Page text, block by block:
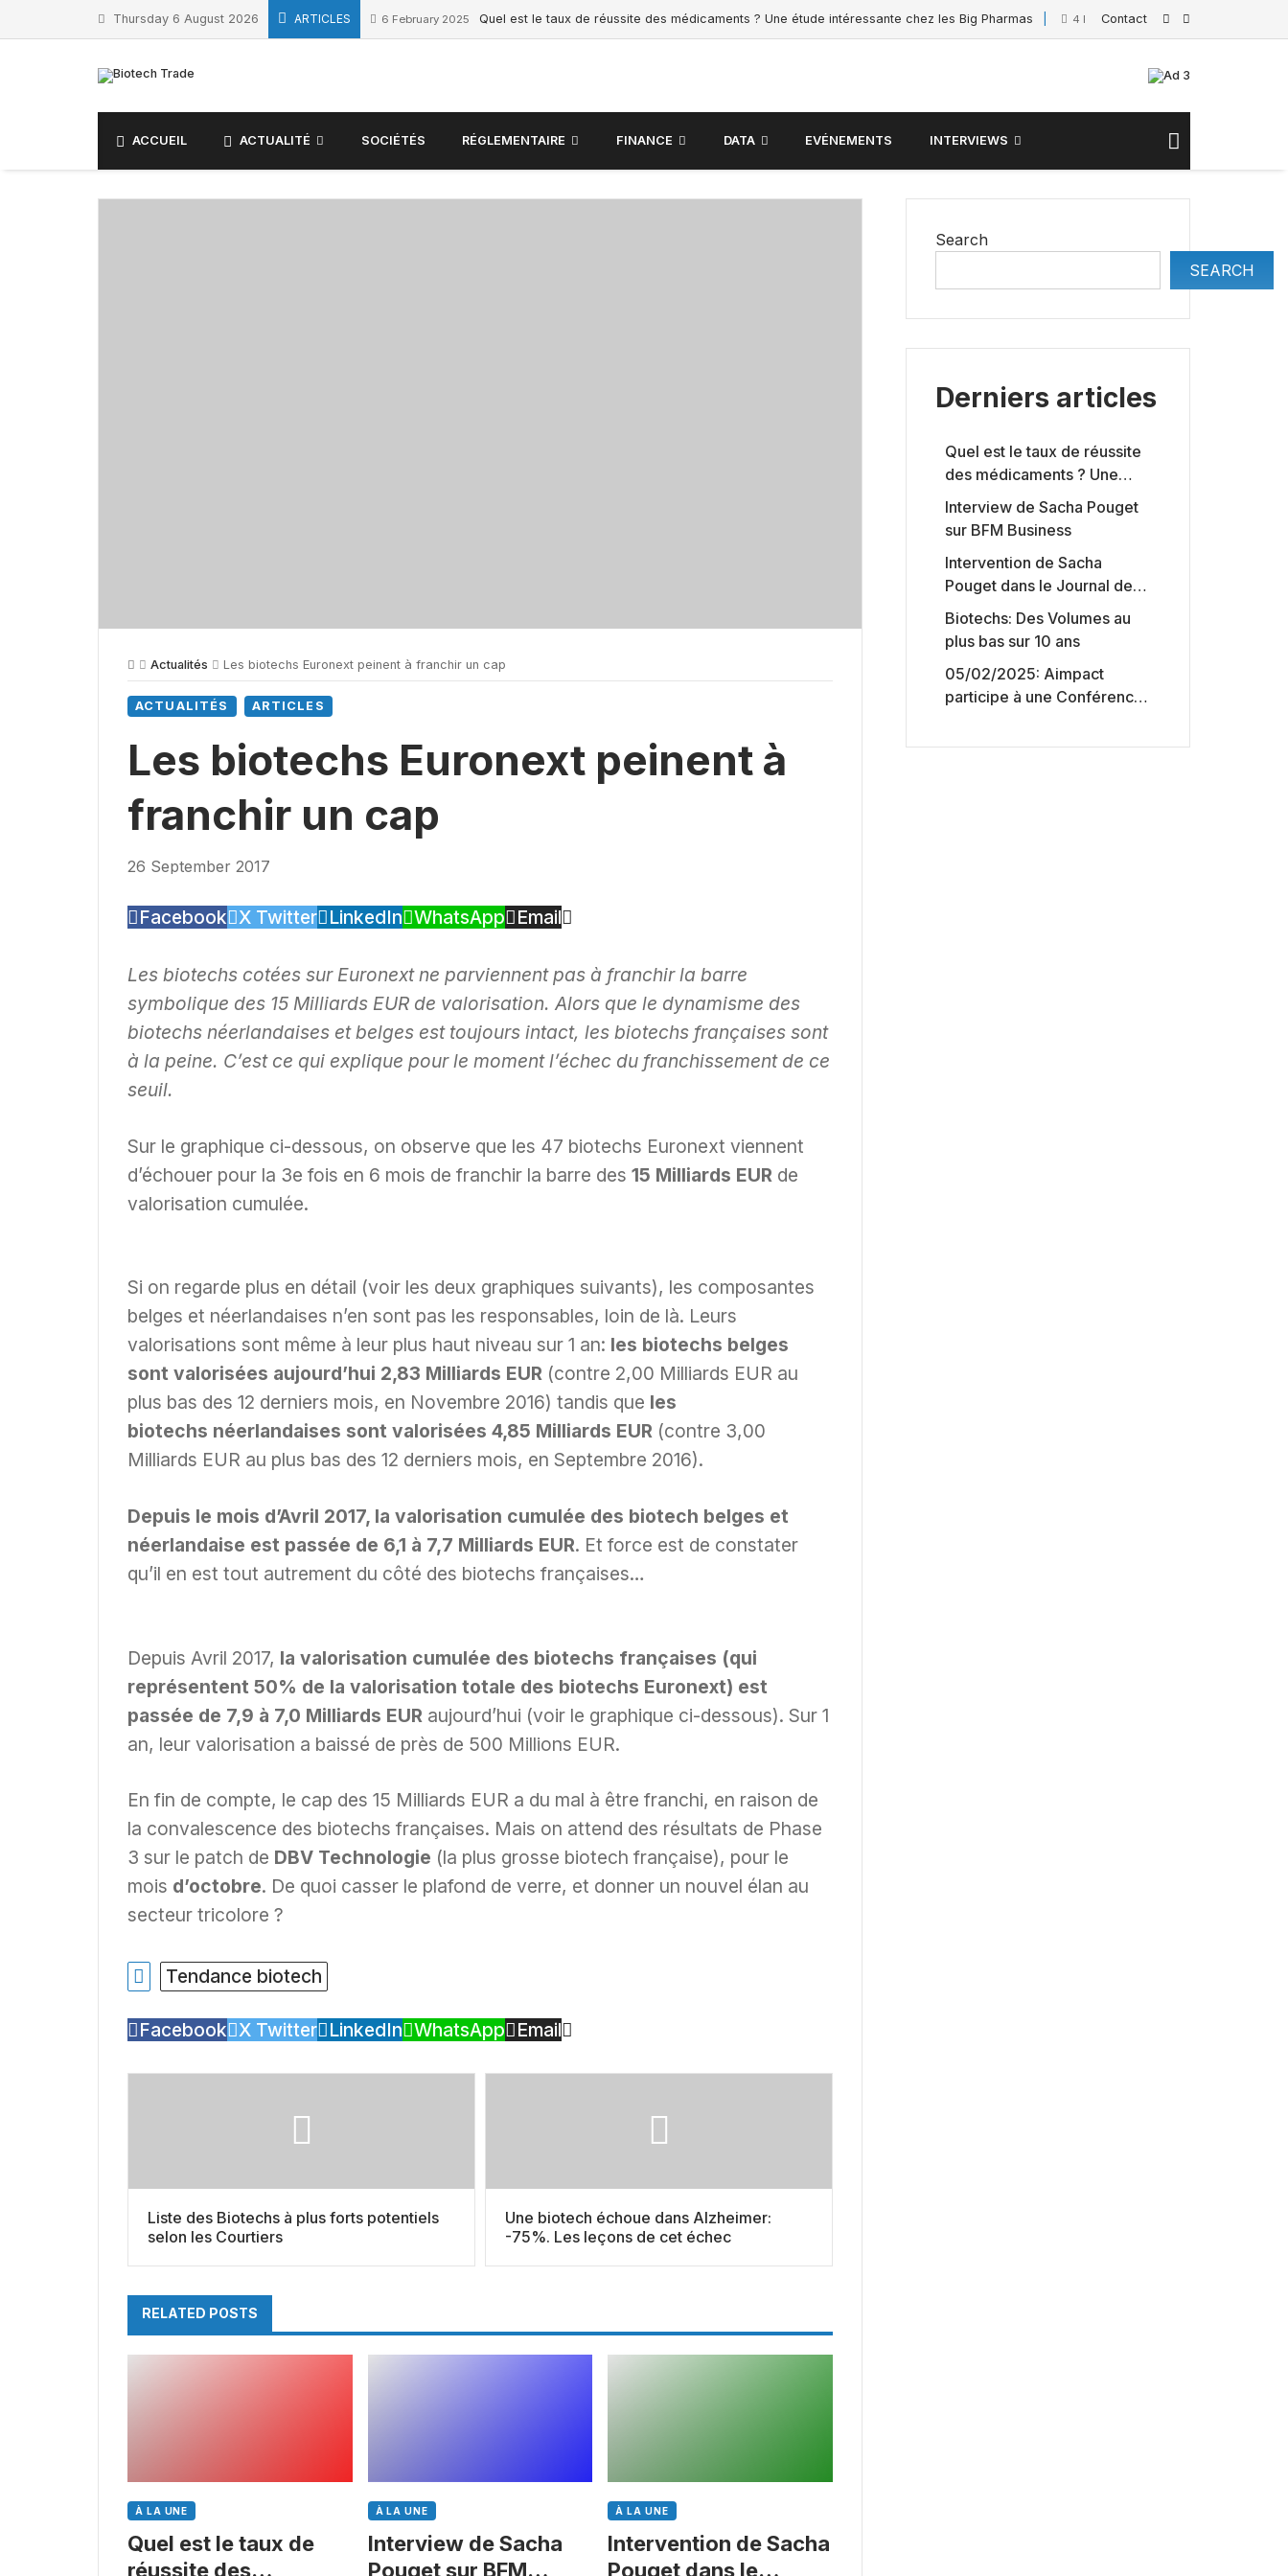
Thursday 6 August 2026 ARTICLES 6 February 2025 Quel est le taux de réussite des médicaments ? Une étude intéressante chez les Big Pharmas 4 February 2025 Interview de
Contact
ACCUEIL ACTUALITÉ SOCIÉTÉS RÉGLEMENTAIRE FINANCE DATA EVÉNEMENTS INTERVIEWS
Actualités Les biotechs Euronext peinent à franchir un cap
ACTUALITÉS ARTICLES
Les biotechs Euronext peinent à
franchir un cap
26 September 2017
Facebook X Twitter LinkedIn WhatsApp Email
Les biotechs cotées sur Euronext ne parviennent pas à franchir la barre
symbolique des 15 Milliards EUR de valorisation. Alors que le dynamisme des
biotechs néerlandaises et belges est toujours intact, les biotechs françaises sont
à la peine. C’est ce qui explique pour le moment l’échec du franchissement de ce
seuil.
Sur le graphique ci-dessous, on observe que les 47 biotechs Euronext viennent
d’échouer pour la 3e fois en 6 mois de franchir la barre des 15 Milliards EUR de
valorisation cumulée.
Si on regarde plus en détail (voir les deux graphiques suivants), les composantes
belges et néerlandaises n’en sont pas les responsables, loin de là. Leurs
valorisations sont même à leur plus haut niveau sur 1 an: les biotechs belges
sont valorisées aujourd’hui 2,83 Milliards EUR (contre 2,00 Milliards EUR au
plus bas des 12 derniers mois, en Novembre 2016) tandis que les
biotechs néerlandaises sont valorisées 4,85 Milliards EUR (contre 3,00
Milliards EUR au plus bas des 12 derniers mois, en Septembre 2016).
Depuis le mois d’Avril 2017, la valorisation cumulée des biotech belges et
néerlandaise est passée de 6,1 à 7,7 Milliards EUR. Et force est de constater
qu’il en est tout autrement du côté des biotechs françaises…
Depuis Avril 2017, la valorisation cumulée des biotechs françaises (qui
représentent 50% de la valorisation totale des biotechs Euronext) est
passée de 7,9 à 7,0 Milliards EUR aujourd’hui (voir le graphique ci-dessous). Sur 1
an, leur valorisation a baissé de près de 500 Millions EUR.
En fin de compte, le cap des 15 Milliards EUR a du mal à être franchi, en raison de
la convalescence des biotechs françaises. Mais on attend des résultats de Phase
3 sur le patch de DBV Technologie (la plus grosse biotech française), pour le
mois d’octobre. De quoi casser le plafond de verre, et donner un nouvel élan au
secteur tricolore ?
Tendance biotech
Facebook X Twitter LinkedIn WhatsApp Email
Liste des Biotechs à plus forts potentiels
selon les Courtiers
Une biotech échoue dans Alzheimer:
-75%. Les leçons de cet échec
RELATED POSTS
À LA UNE
Quel est le taux de
réussite des
À LA UNE
Interview de Sacha
Pouget sur BFM
À LA UNE
Intervention de Sacha
Pouget dans le
Search
SEARCH
Derniers articles
Quel est le taux de réussite
des médicaments ? Une
étude intéressante chez les
Big Pharmas
Interview de Sacha Pouget
sur BFM Business
Intervention de Sacha
Pouget dans le Journal des
Biotechs de Boursorama
Biotechs: Des Volumes au
plus bas sur 10 ans
05/02/2025: Aimpact
participe à une Conférence
capitaux américains,